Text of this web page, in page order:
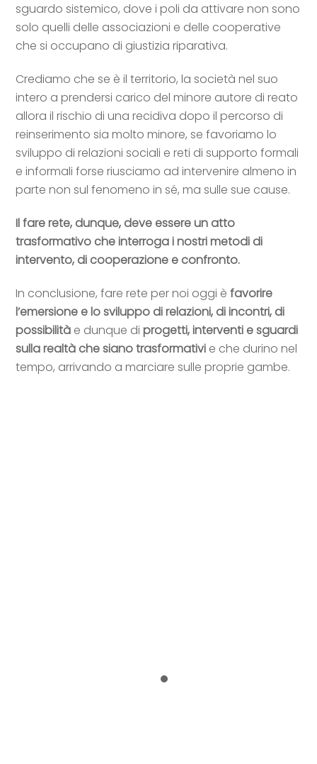
sguardo sistemico, dove i poli da attivare non sono
solo quelli delle associazioni e delle cooperative
che si occupano di giustizia riparativa.
Crediamo che se è il territorio, la società nel suo
intero a prendersi carico del minore autore di reato
allora il rischio di una recidiva dopo il percorso di
reinserimento sia molto minore, se favoriamo lo
sviluppo di relazioni sociali e reti di supporto formali
e informali forse riusciamo ad intervenire almeno in
parte non sul fenomeno in sé, ma sulle sue cause.
Il fare rete, dunque, deve essere un atto
trasformativo che interroga i nostri metodi di
intervento, di cooperazione e confronto.
In conclusione, fare rete per noi oggi èfavorire
l’emersione e lo sviluppo di relazioni, di incontri, di
possibilità e dunque diprogetti, interventi e sguardi
sulla realtà che siano trasformativi e che durino nel
tempo, arrivando a marciare sulle proprie gambe.